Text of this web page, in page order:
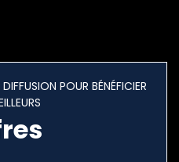
POUR BÉNÉFICIER